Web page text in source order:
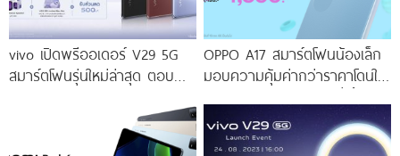
vivo เปิดพรีออเดอร์ V29 5G
สมาร์ตโฟนรุ่นใหม่ล่าสุด ตอบ
ราคาเริ่มต้นเพียง 14,999 บาท
จัดเต็มกับโปรโมชันพิเศษก่อนใคร
OPPO A17 สมาร์ตโฟนน้องเล็ก
มอบความคุ้มค่ากว่าราคาโดนใจ
ราคาใหม่เพียง 4,599 บาท
เท่านั้น!